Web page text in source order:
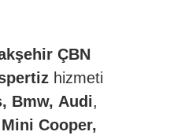
ÇBN
hizmeti
Bmw, Audi,
Cooper,